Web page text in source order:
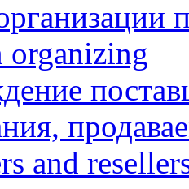
organizing
and